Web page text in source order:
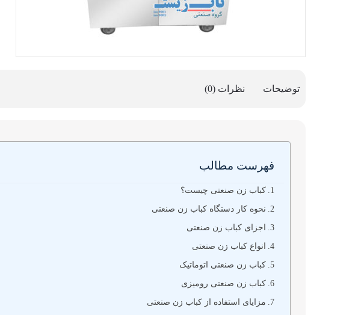
توضیحات نظرات (0)
فهرست مطالب
کباب زن صنعتی چیست؟
نحوه کار دستگاه کباب زن صنعتی
اجزای کباب زن صنعتی
انواع کباب زن صنعتی
کباب زن صنعتی اتوماتیک
کباب زن صنعتی رومیزی
مزایای استفاده از کباب زن صنعتی